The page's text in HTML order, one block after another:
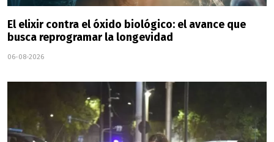
El elixir contra el óxido biológico: el avance que
busca reprogramar la longevidad
06-08-2026